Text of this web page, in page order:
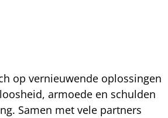
op vernieuwende oplossingen
armoede en schulden
Samen met vele partners